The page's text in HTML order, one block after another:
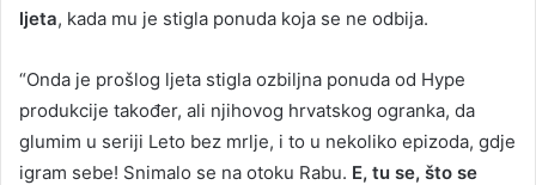
ljeta, kada mu je stigla ponuda koja se ne odbija.
“Onda je prošlog ljeta stigla ozbiljna ponuda od Hype
produkcije također, ali njihovog hrvatskog ogranka, da
glumim u seriji Leto bez mrlje, i to u nekoliko epizoda, gdje
igram sebe! Snimalo se na otoku Rabu. E, tu se, što se